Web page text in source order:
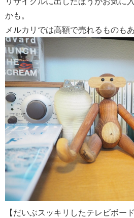
かも。
メルカリでは高額で売れるものもあ
【だいぶスッキリしたテレビボード